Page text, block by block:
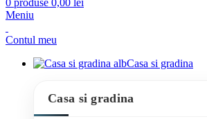
Meniu
Contul meu
Casa si gradina
Casa si gradina